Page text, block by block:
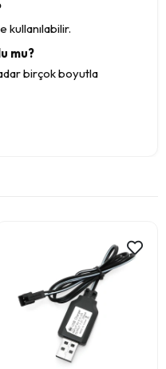
kullanılabilir.
mu?
birçok boyutla